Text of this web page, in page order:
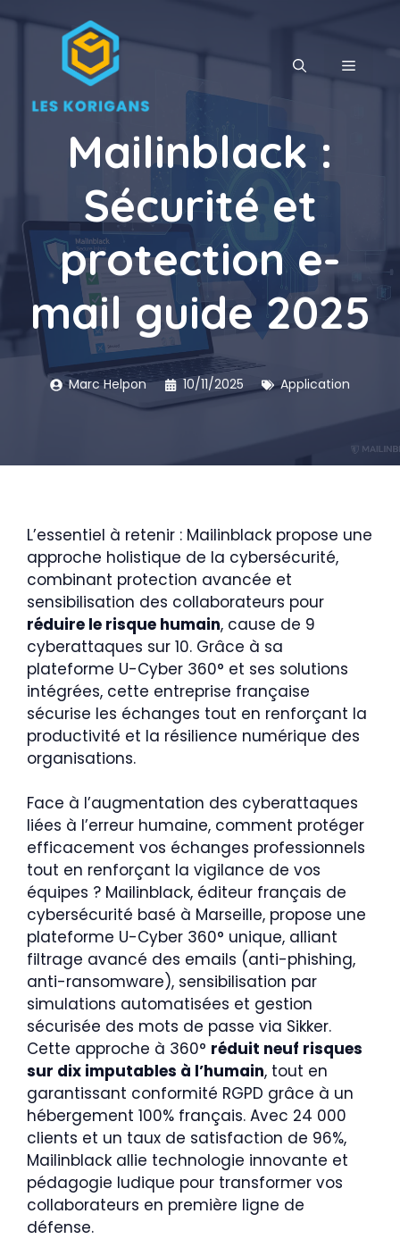
MENU
Mailinblack :
Sécurité et
protection e-
mail guide 2025
Marc Helpon 10/11/2025 Application
L’essentiel à retenir : Mailinblack propose une
approche holistique de la cybersécurité,
combinant protection avancée et
sensibilisation des collaborateurs pour
réduire le risque humain, cause de 9
cyberattaques sur 10. Grâce à sa
plateforme U-Cyber 360° et ses solutions
intégrées, cette entreprise française
sécurise les échanges tout en renforçant la
productivité et la résilience numérique des
organisations.
Face à l’augmentation des cyberattaques
liées à l’erreur humaine, comment protéger
efficacement vos échanges professionnels
tout en renforçant la vigilance de vos
équipes ? Mailinblack, éditeur français de
cybersécurité basé à Marseille, propose une
plateforme U-Cyber 360° unique, alliant
filtrage avancé des emails (anti-phishing,
anti-ransomware), sensibilisation par
simulations automatisées et gestion
sécurisée des mots de passe via Sikker.
Cette approche à 360° réduit neuf risques
sur dix imputables à l’humain, tout en
garantissant conformité RGPD grâce à un
hébergement 100% français. Avec 24 000
clients et un taux de satisfaction de 96%,
Mailinblack allie technologie innovante et
pédagogie ludique pour transformer vos
collaborateurs en première ligne de
défense.